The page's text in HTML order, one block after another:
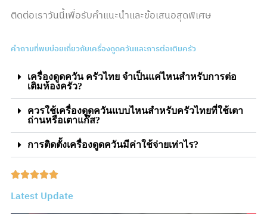
ติดต่อเราวันนี้เพื่อรับคำแนะนำและข้อเสนอสุดพิเศษ
คำถามที่พบบ่อยเกี่ยวกับเครื่องดูดควันและการต่อเติมครัว
เครื่องดูดควัน ครัวไทย จำเป็นแค่ไหนสำหรับการต่อ
เติมห้องครัว?
ควรใช้เครื่องดูดควันแบบไหนสำหรับครัวไทยที่ใช้เตา
ถ่านหรือเตาแก๊ส?
การติดตั้งเครื่องดูดควันมีค่าใช้จ่ายเท่าไร?
Latest Update